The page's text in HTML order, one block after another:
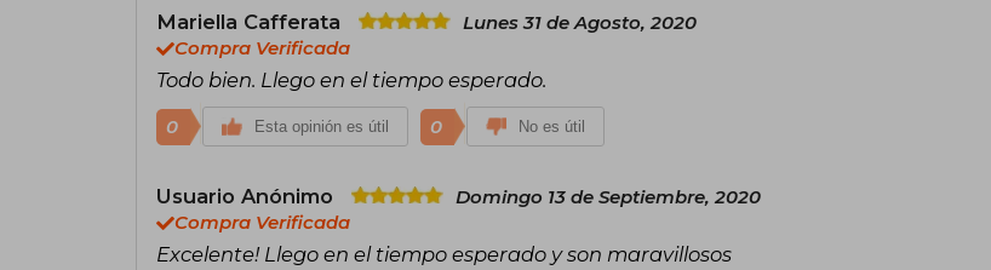
Mariella Cafferata
Lunes 31 de Agosto, 2020
Compra Verificada
Todo bien. Llego en el tiempo esperado.
0 Esta opinión es útil 0 No es útil
Usuario Anónimo
Domingo 13 de Septiembre, 2020
Compra Verificada
Excelente! Llego en el tiempo esperado y son maravillosos